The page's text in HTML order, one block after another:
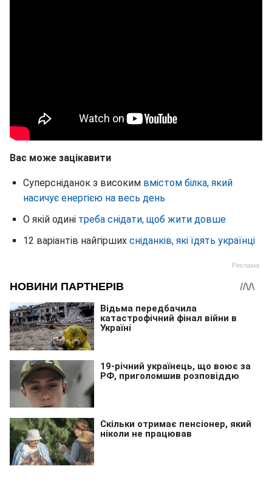
Вас може зацікавити
Суперсніданок з високим вмістом білка, який
насичує енергією на весь день
О якій одині треба снідати, щоб жити довше
12 варіантів найгірших сніданків, які їдять українці